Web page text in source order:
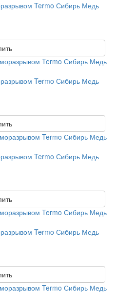
Termo Сибирь Медь
Termo Сибирь Медь
Termo Сибирь Медь
Termo Сибирь Медь